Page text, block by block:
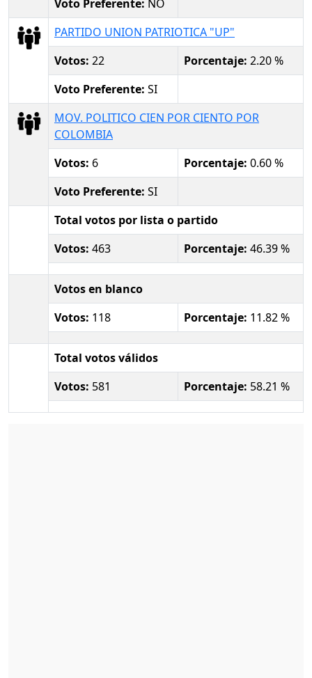
Voto Preferente: NO
PARTIDO UNION PATRIOTICA "UP"
Votos: 22 Porcentaje: 2.20 %
Voto Preferente: SI
MOV. POLITICO CIEN POR CIENTO POR
COLOMBIA
Votos: 6 Porcentaje: 0.60 %
Voto Preferente: SI
Total votos por lista o partido
Votos: 463 Porcentaje: 46.39 %
Votos en blanco
Votos: 118 Porcentaje: 11.82 %
Total votos válidos
Votos: 581 Porcentaje: 58.21 %